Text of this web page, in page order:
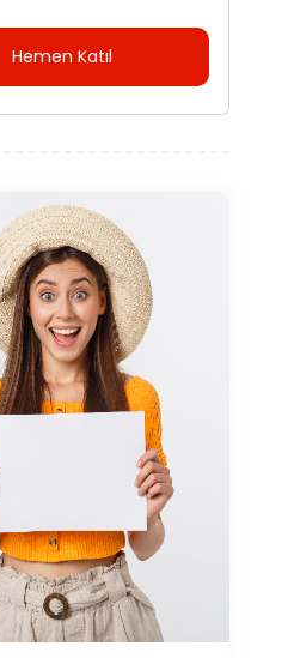
Hemen Katıl